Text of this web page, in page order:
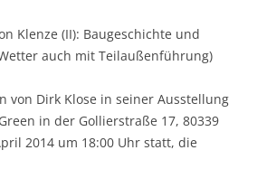
Klenze (II): Baugeschichte und
auch mit Teilaußenführung)
von Dirk Klose in seiner Ausstellung
in der Gollierstraße 17, 80339
2014 um 18:00 Uhr statt, die